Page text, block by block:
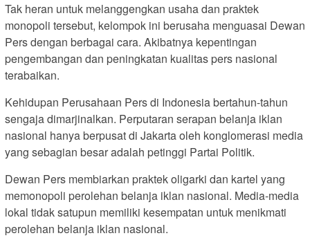
Tak heran untuk melanggengkan usaha dan praktek
monopoli tersebut, kelompok ini berusaha menguasai Dewan
Pers dengan berbagai cara. Akibatnya kepentingan
pengembangan dan peningkatan kualitas pers nasional
terabaikan.
Kehidupan Perusahaan Pers di Indonesia bertahun-tahun
sengaja dimarjinalkan. Perputaran serapan belanja iklan
nasional hanya berpusat di Jakarta oleh konglomerasi media
yang sebagian besar adalah petinggi Partai Politik.
Dewan Pers membiarkan praktek oligarki dan kartel yang
memonopoli perolehan belanja iklan nasional. Media-media
lokal tidak satupun memiliki kesempatan untuk menikmati
perolehan belanja iklan nasional.